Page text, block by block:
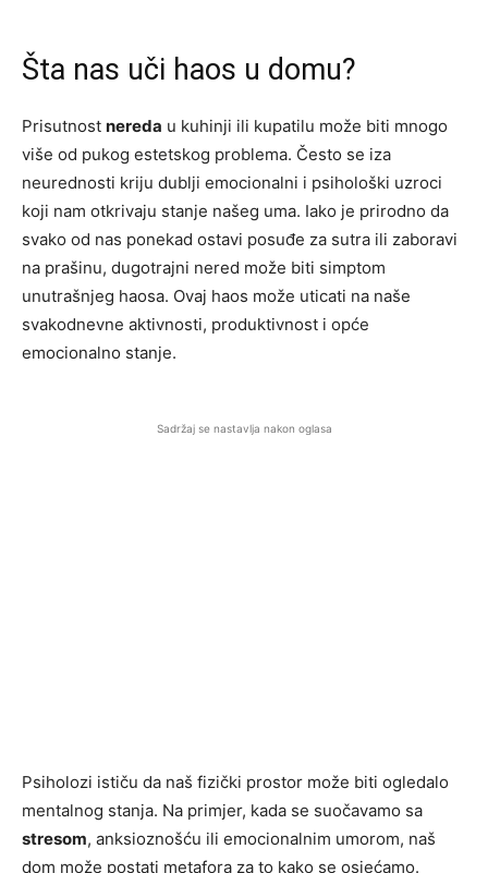
Šta nas uči haos u domu?
Prisutnost nereda u kuhinji ili kupatilu može biti mnogo
više od pukog estetskog problema. Često se iza
neurednosti kriju dublji emocionalni i psihološki uzroci
koji nam otkrivaju stanje našeg uma. Iako je prirodno da
svako od nas ponekad ostavi posuđe za sutra ili zaboravi
na prašinu, dugotrajni nered može biti simptom
unutrašnjeg haosa. Ovaj haos može uticati na naše
svakodnevne aktivnosti, produktivnost i opće
emocionalno stanje.
Sadržaj se nastavlja nakon oglasa
Psiholozi ističu da naš fizički prostor može biti ogledalo
mentalnog stanja. Na primjer, kada se suočavamo sa
stresom, anksioznošću ili emocionalnim umorom, naš
dom može postati metafora za to kako se osjećamo.